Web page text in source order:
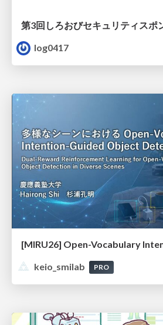
第3回しろおびセキュリティスポ
log0417
keio_smilab
PRO